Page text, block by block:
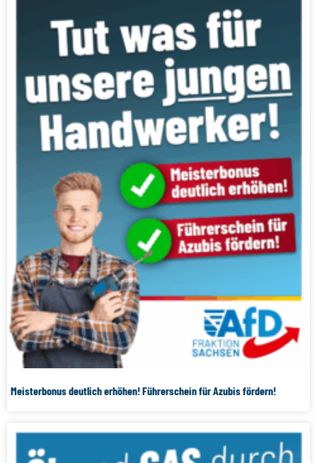
Meisterbonus deutlich erhöhen! Führerschein für Azubis fördern!